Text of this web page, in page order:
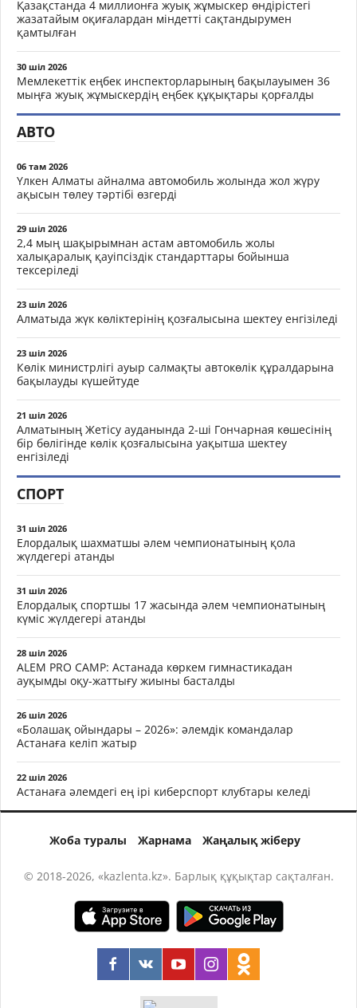
Қазақстанда 4 миллионға жуық жұмыскер өндірістегі
жазатайым оқиғалардан міндетті сақтандырумен
қамтылған
30 шіл 2026
Мемлекеттік еңбек инспекторларының бақылауымен 36
мыңға жуық жұмыскердің еңбек құқықтары қорғалды
АВТО
06 там 2026
Үлкен Алматы айналма автомобиль жолында жол жүру
ақысын төлеу тәртібі өзгерді
29 шіл 2026
2,4 мың шақырымнан астам автомобиль жолы
халықаралық қауіпсіздік стандарттары бойынша
тексеріледі
23 шіл 2026
Алматыда жүк көліктерінің қозғалысына шектеу енгізіледі
23 шіл 2026
Көлік министрлігі ауыр салмақты автокөлік құралдарына
бақылауды күшейтуде
21 шіл 2026
Алматының Жетісу ауданында 2-ші Гончарная көшесінің
бір бөлігінде көлік қозғалысына уақытша шектеу
енгізіледі
СПОРТ
31 шіл 2026
Елордалық шахматшы әлем чемпионатының қола
жүлдегері атанды
31 шіл 2026
Елордалық спортшы 17 жасында әлем чемпионатының
күміс жүлдегері атанды
28 шіл 2026
ALEM PRO CAMP: Астанада көркем гимнастикадан
ауқымды оқу-жаттығу жиыны басталды
26 шіл 2026
«Болашақ ойындары – 2026»: әлемдік командалар
Астанаға келіп жатыр
22 шіл 2026
Астанаға әлемдегі ең ірі киберспорт клубтары келеді
Жоба туралы Жарнама Жаңалық жіберу
© 2018-2026, «kazlenta.kz». Барлық құқықтар сақталған.